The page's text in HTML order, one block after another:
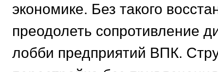
экономике. Без такого
преодолеть сопротивление
лобби предприятий ВПК.